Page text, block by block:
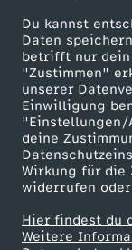
Du kannst
Daten
betrifft nur
"Zustimmen"
unserer
Einwilligung
"Einstellungen/
deine
Wirkung für die
widerrufen
Hier findest du
Weitere
ZDF goes Schule
Werbefernsehen
Mainzelmännchen
Partner